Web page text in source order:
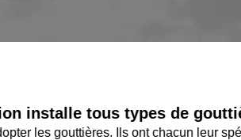
installe tous types de
les gouttières. Ils ont chacun leur